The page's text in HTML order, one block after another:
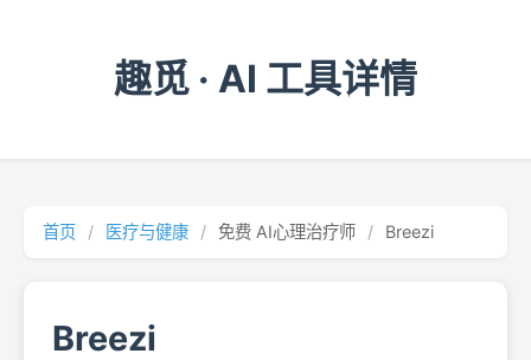
趣觅 · AI 工具详情
首页 / 医疗与健康 / 免费 AI心理治疗师 / Breezi
Breezi